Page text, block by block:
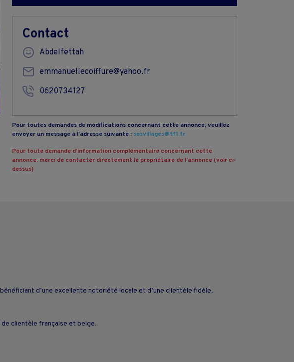
Contact
Abdelfettah
emmanuellecoiffure@yahoo.fr
0620734127
Pour toutes demandes de modifications concernant cette annonce, veuillez
envoyer un message à l’adresse suivante : sosvillages@tf1.fr
Pour toute demande d’information complémentaire concernant cette
annonce, merci de contacter directement le propriétaire de l’annonce (voir ci-
dessus)
d’une excellente notoriété locale et d’une clientèle fidèle.
clientèle française et belge.